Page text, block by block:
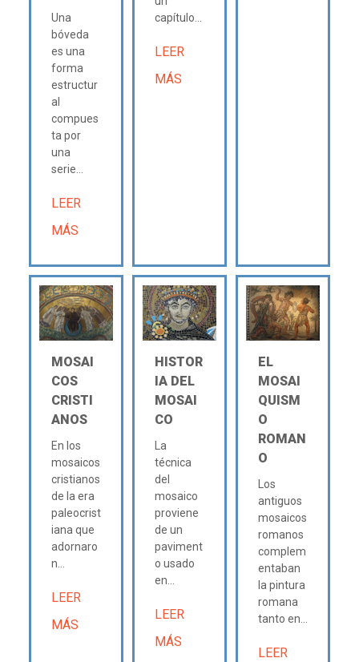
Una
bóveda
es una
forma
estructur
al
compues
ta por
una
serie...
LEER
MÁS
capítulo...
LEER
MÁS
MOSAI
COS
CRISTI
ANOS
En los
mosaicos
cristianos
de la era
paleocrist
iana que
adornaro
n...
LEER
MÁS
HISTOR
IA DEL
MOSAI
CO
La
técnica
del
mosaico
proviene
de un
paviment
o usado
en...
LEER
MÁS
EL
MOSAI
QUISM
O
ROMAN
O
Los
antiguos
mosaicos
romanos
complem
entaban
la pintura
romana
tanto en...
LEER